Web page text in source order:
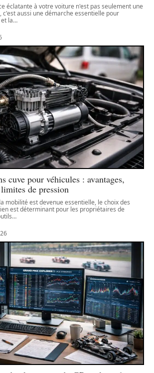
éclatante à votre voiture n'est pas seulement une
c'est aussi une démarche essentielle pour
la…
cuve pour véhicules : avantages,
de pression
mobilité est devenue essentielle, le choix des
est déterminant pour les propriétaires de
…